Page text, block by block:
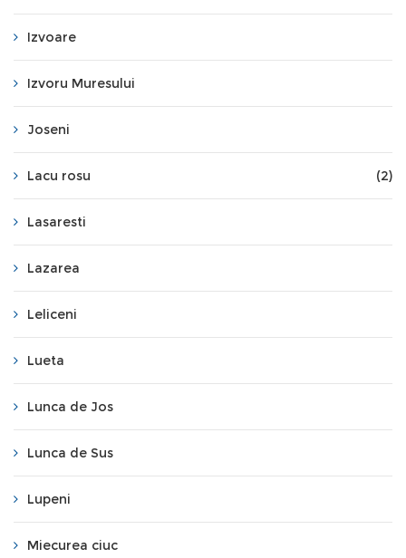
Izvoare
Izvoru Muresului
Joseni
Lacu rosu (2)
Lasaresti
Lazarea
Leliceni
Lueta
Lunca de Jos
Lunca de Sus
Lupeni
Miecurea ciuc